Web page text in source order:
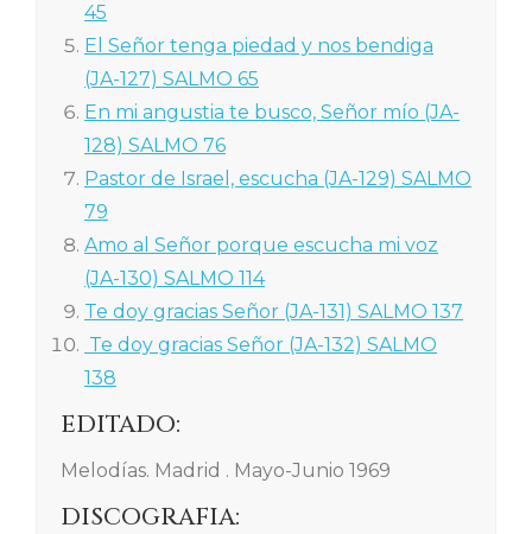
45
El Señor tenga piedad y nos bendiga
(JA-127) SALMO 65
En mi angustia te busco, Señor mío (JA-
128) SALMO 76
Pastor de Israel, escucha (JA-129) SALMO
79
Amo al Señor porque escucha mi voz
(JA-130) SALMO 114
Te doy gracias Señor (JA-131) SALMO 137
Te doy gracias Señor (JA-132) SALMO
138
EDITADO:
Melodías. Madrid . Mayo-Junio 1969
DISCOGRAFIA: